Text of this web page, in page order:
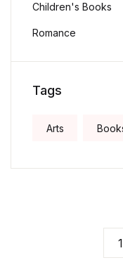
Children's Books
Romance
Tags
Arts